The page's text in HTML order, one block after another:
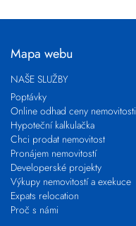
Mapa webu
NAŠE SLUŽBY
Poptávky
Online odhad ceny nemovitosti
Hypoteční kalkulačka
Chci prodat nemovitost
Pronájem nemovitostí
Developerské projekty
Výkupy nemovitostí a exekuce
Expats relocation
Proč s námi